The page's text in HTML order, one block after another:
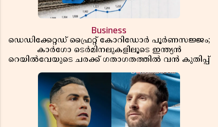
Business
ഡെഡിക്കേറ്റഡ് ഫ്രൈറ്റ് കോറിഡോർ പൂർണസജ്ജം;
കാർഗോ ടെർമിനലുകളിലൂടെ ഇന്ത്യൻ
റെയിൽവേയുടെ ചരക്ക് ഗതാഗതത്തിൽ വൻ കുതിപ്പ്